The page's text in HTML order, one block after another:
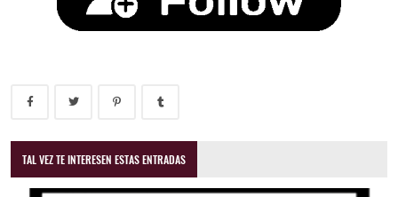
TAL VEZ TE INTERESEN ESTAS ENTRADAS